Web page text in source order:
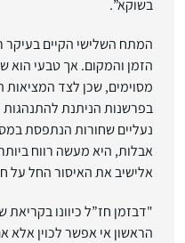
בשוקא”.
המתח השלישי הקיים בעיקר
הזמן והמקום. אך טבעי הוא
מסוימים, שכן לצד המציאות
בפרשנות הניתנת
נעליים שחורות הנתפסת
אבלות, היא מעשה רווח
אלישיב את האיסור החל על
"דבזמן חז”ל כיוונו
הראשון אי אפשר לכוין